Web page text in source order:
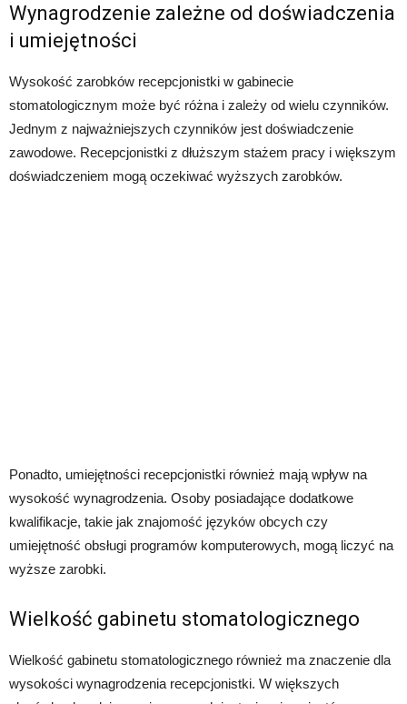
Wynagrodzenie zależne od doświadczenia
i umiejętności
Wysokość zarobków recepcjonistki w gabinecie
stomatologicznym może być różna i zależy od wielu czynników.
Jednym z najważniejszych czynników jest doświadczenie
zawodowe. Recepcjonistki z dłuższym stażem pracy i większym
doświadczeniem mogą oczekiwać wyższych zarobków.
Ponadto, umiejętności recepcjonistki również mają wpływ na
wysokość wynagrodzenia. Osoby posiadające dodatkowe
kwalifikacje, takie jak znajomość języków obcych czy
umiejętność obsługi programów komputerowych, mogą liczyć na
wyższe zarobki.
Wielkość gabinetu stomatologicznego
Wielkość gabinetu stomatologicznego również ma znaczenie dla
wysokości wynagrodzenia recepcjonistki. W większych